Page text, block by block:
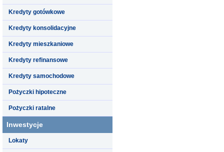
Kredyty gotówkowe
Kredyty konsolidacyjne
Kredyty mieszkaniowe
Kredyty refinansowe
Kredyty samochodowe
Pożyczki hipoteczne
Pożyczki ratalne
Inwestycje
Lokaty